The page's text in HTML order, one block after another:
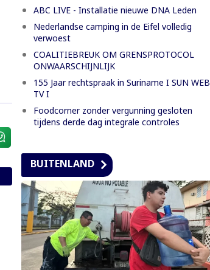
ABC LIVE - Installatie nieuwe DNA Leden
Nederlandse camping in de Eifel volledig
verwoest
COALITIEBREUK OM GRENSPROTOCOL
ONWAARSCHIJNLIJK
155 Jaar rechtspraak in Suriname I SUN WEB
TV I
Foodcorner zonder vergunning gesloten
tijdens derde dag integrale controles
BUITENLAND